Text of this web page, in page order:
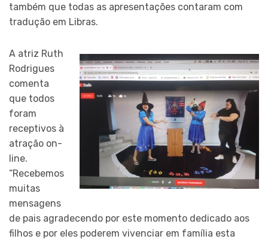
também que todas as apresentações contaram com
tradução em Libras.
A atriz Ruth
Rodrigues
comenta
que todos
foram
receptivos à
atração on-
line.
“Recebemos
muitas
mensagens
de pais agradecendo por este momento dedicado aos
filhos e por eles poderem vivenciar em família esta